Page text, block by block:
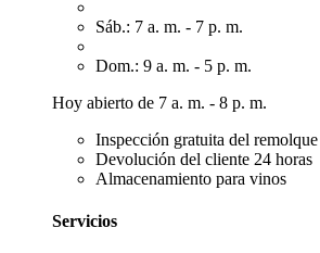
Sáb.: 7 a. m. - 7 p. m.
Dom.: 9 a. m. - 5 p. m.
Hoy abierto de 7 a. m. - 8 p. m.
Inspección gratuita del remolque
Devolución del cliente 24 horas
Almacenamiento para vinos
Servicios